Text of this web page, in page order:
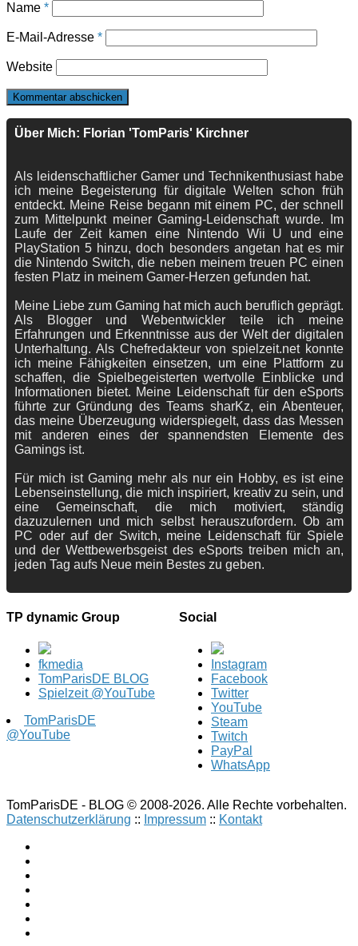
Name *
E-Mail-Adresse *
Website
Über Mich: Florian 'TomParis' Kirchner
Als leidenschaftlicher Gamer und Technikenthusiast habe
ich meine Begeisterung für digitale Welten schon früh
entdeckt. Meine Reise begann mit einem PC, der schnell
zum Mittelpunkt meiner Gaming-Leidenschaft wurde. Im
Laufe der Zeit kamen eine Nintendo Wii U und eine
PlayStation 5 hinzu, doch besonders angetan hat es mir
die Nintendo Switch, die neben meinem treuen PC einen
festen Platz in meinem Gamer-Herzen gefunden hat.
Meine Liebe zum Gaming hat mich auch beruflich geprägt.
Als Blogger und Webentwickler teile ich meine
Erfahrungen und Erkenntnisse aus der Welt der digitalen
Unterhaltung. Als Chefredakteur von spielzeit.net konnte
ich meine Fähigkeiten einsetzen, um eine Plattform zu
schaffen, die Spielbegeisterten wertvolle Einblicke und
Informationen bietet. Meine Leidenschaft für den eSports
führte zur Gründung des Teams sharKz, ein Abenteuer,
das meine Überzeugung widerspiegelt, dass das Messen
mit anderen eines der spannendsten Elemente des
Gamings ist.
Für mich ist Gaming mehr als nur ein Hobby, es ist eine
Lebenseinstellung, die mich inspiriert, kreativ zu sein, und
eine Gemeinschaft, die mich motiviert, ständig
dazuzulernen und mich selbst herauszufordern. Ob am
PC oder auf der Switch, meine Leidenschaft für Spiele
und der Wettbewerbsgeist des eSports treiben mich an,
jeden Tag aufs Neue mein Bestes zu geben.
TP dynamic Group
fkmedia
TomParisDE BLOG
Spielzeit @YouTube
TomParisDE
@YouTube
Social
Instagram
Facebook
Twitter
YouTube
Steam
Twitch
PayPal
WhatsApp
TomParisDE - BLOG © 2008-2026. Alle Rechte vorbehalten.
Datenschutzerklärung :: Impressum :: Kontakt